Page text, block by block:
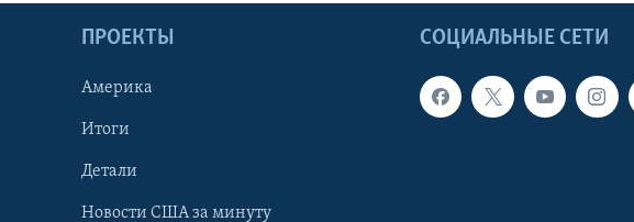
СОЦИАЛЬНЫЕ СЕТИ
ПРОЕКТЫ
Америка
Итоги
Детали
Новости США за минуту